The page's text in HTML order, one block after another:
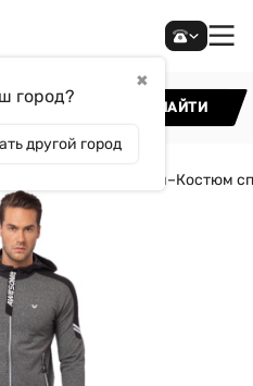
✖
город?
другой город
НАЙТИ
Спортивные костюмы–Костюм